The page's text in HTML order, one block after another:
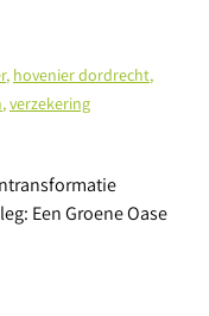
, hovenier dordrecht,
,verzekering
Een Groene Oase